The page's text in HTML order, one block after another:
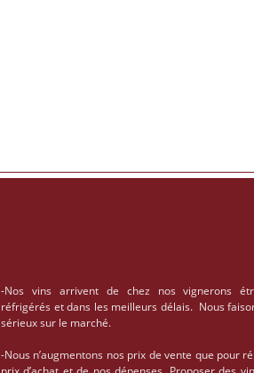
-Nos vins arrivent de chez nos vignerons
réfrigérés et dans les meilleurs délais. Nous
sérieux sur le marché.
-Nous n’augmentons nos prix de vente que pour